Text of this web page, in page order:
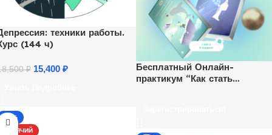
техники работы.
(144 ч)
₽ 15,400 ₽
Бесплатный Онлайн-
практикум “Как стать
-17%
ГОРЯЧИЙ